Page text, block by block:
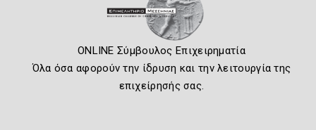
ONLINE Σύμβουλος Επιχειρηματία
Όλα όσα αφορούν την ίδρυση και την λειτουργία της
επιχείρησής σας.